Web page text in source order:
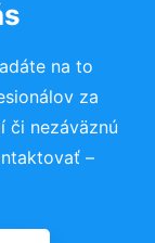
na to
za
či nezáväznú
–